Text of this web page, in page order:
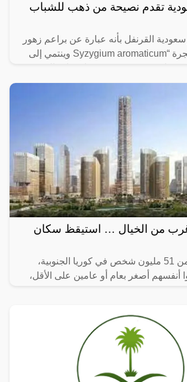
تقدم نصيحة من ذهب للشباب
القرنفل بأنه عبارة عن براعم زهور
مجففة من شجرة “Syzygium aromaticum وينتمي إلى
من الخيال … استيقظ سكان
استيقظ أكثر من 51 مليون شخص في كوريا الجنوبية،
أنفسهم أصغر بعام أو عامين على الأقل،